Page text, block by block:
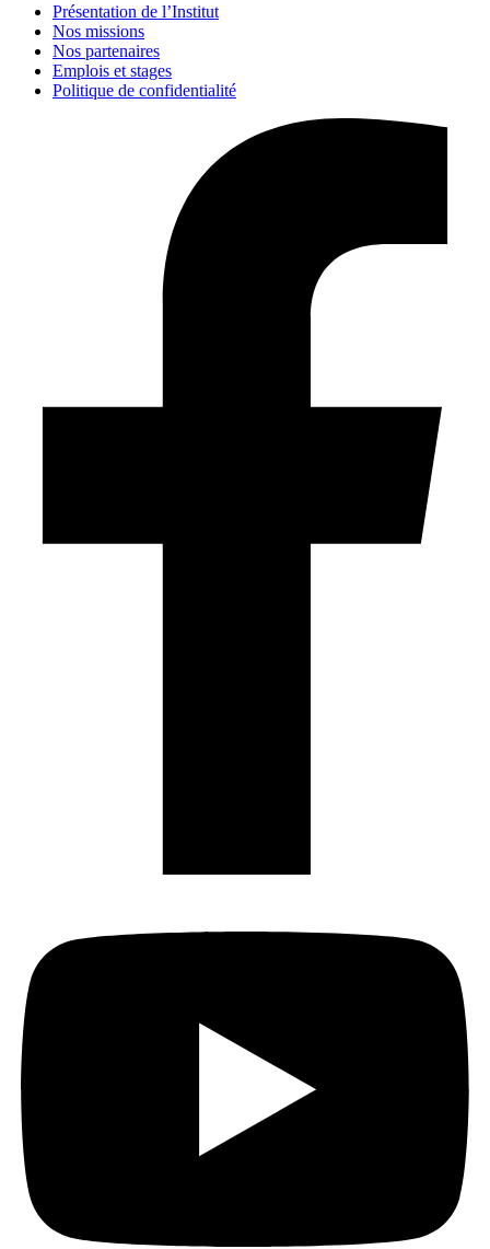
Présentation de l’Institut
Nos missions
Nos partenaires
Emplois et stages
Politique de confidentialité